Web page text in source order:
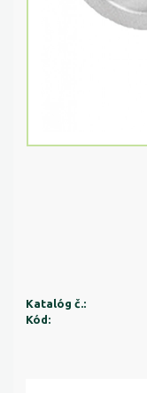
Katalóg č.:
Kód: